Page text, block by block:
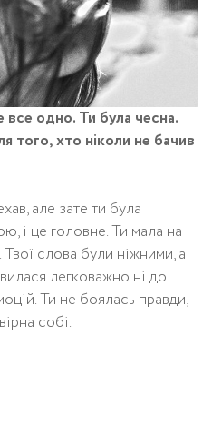
все одно. Ти була чесна.
того, хто ніколи не бачив
але зате ти була
і це головне. Ти мала на
слова були ніжними, а
легковажно ні до
Ти не боялась правди,
собі.